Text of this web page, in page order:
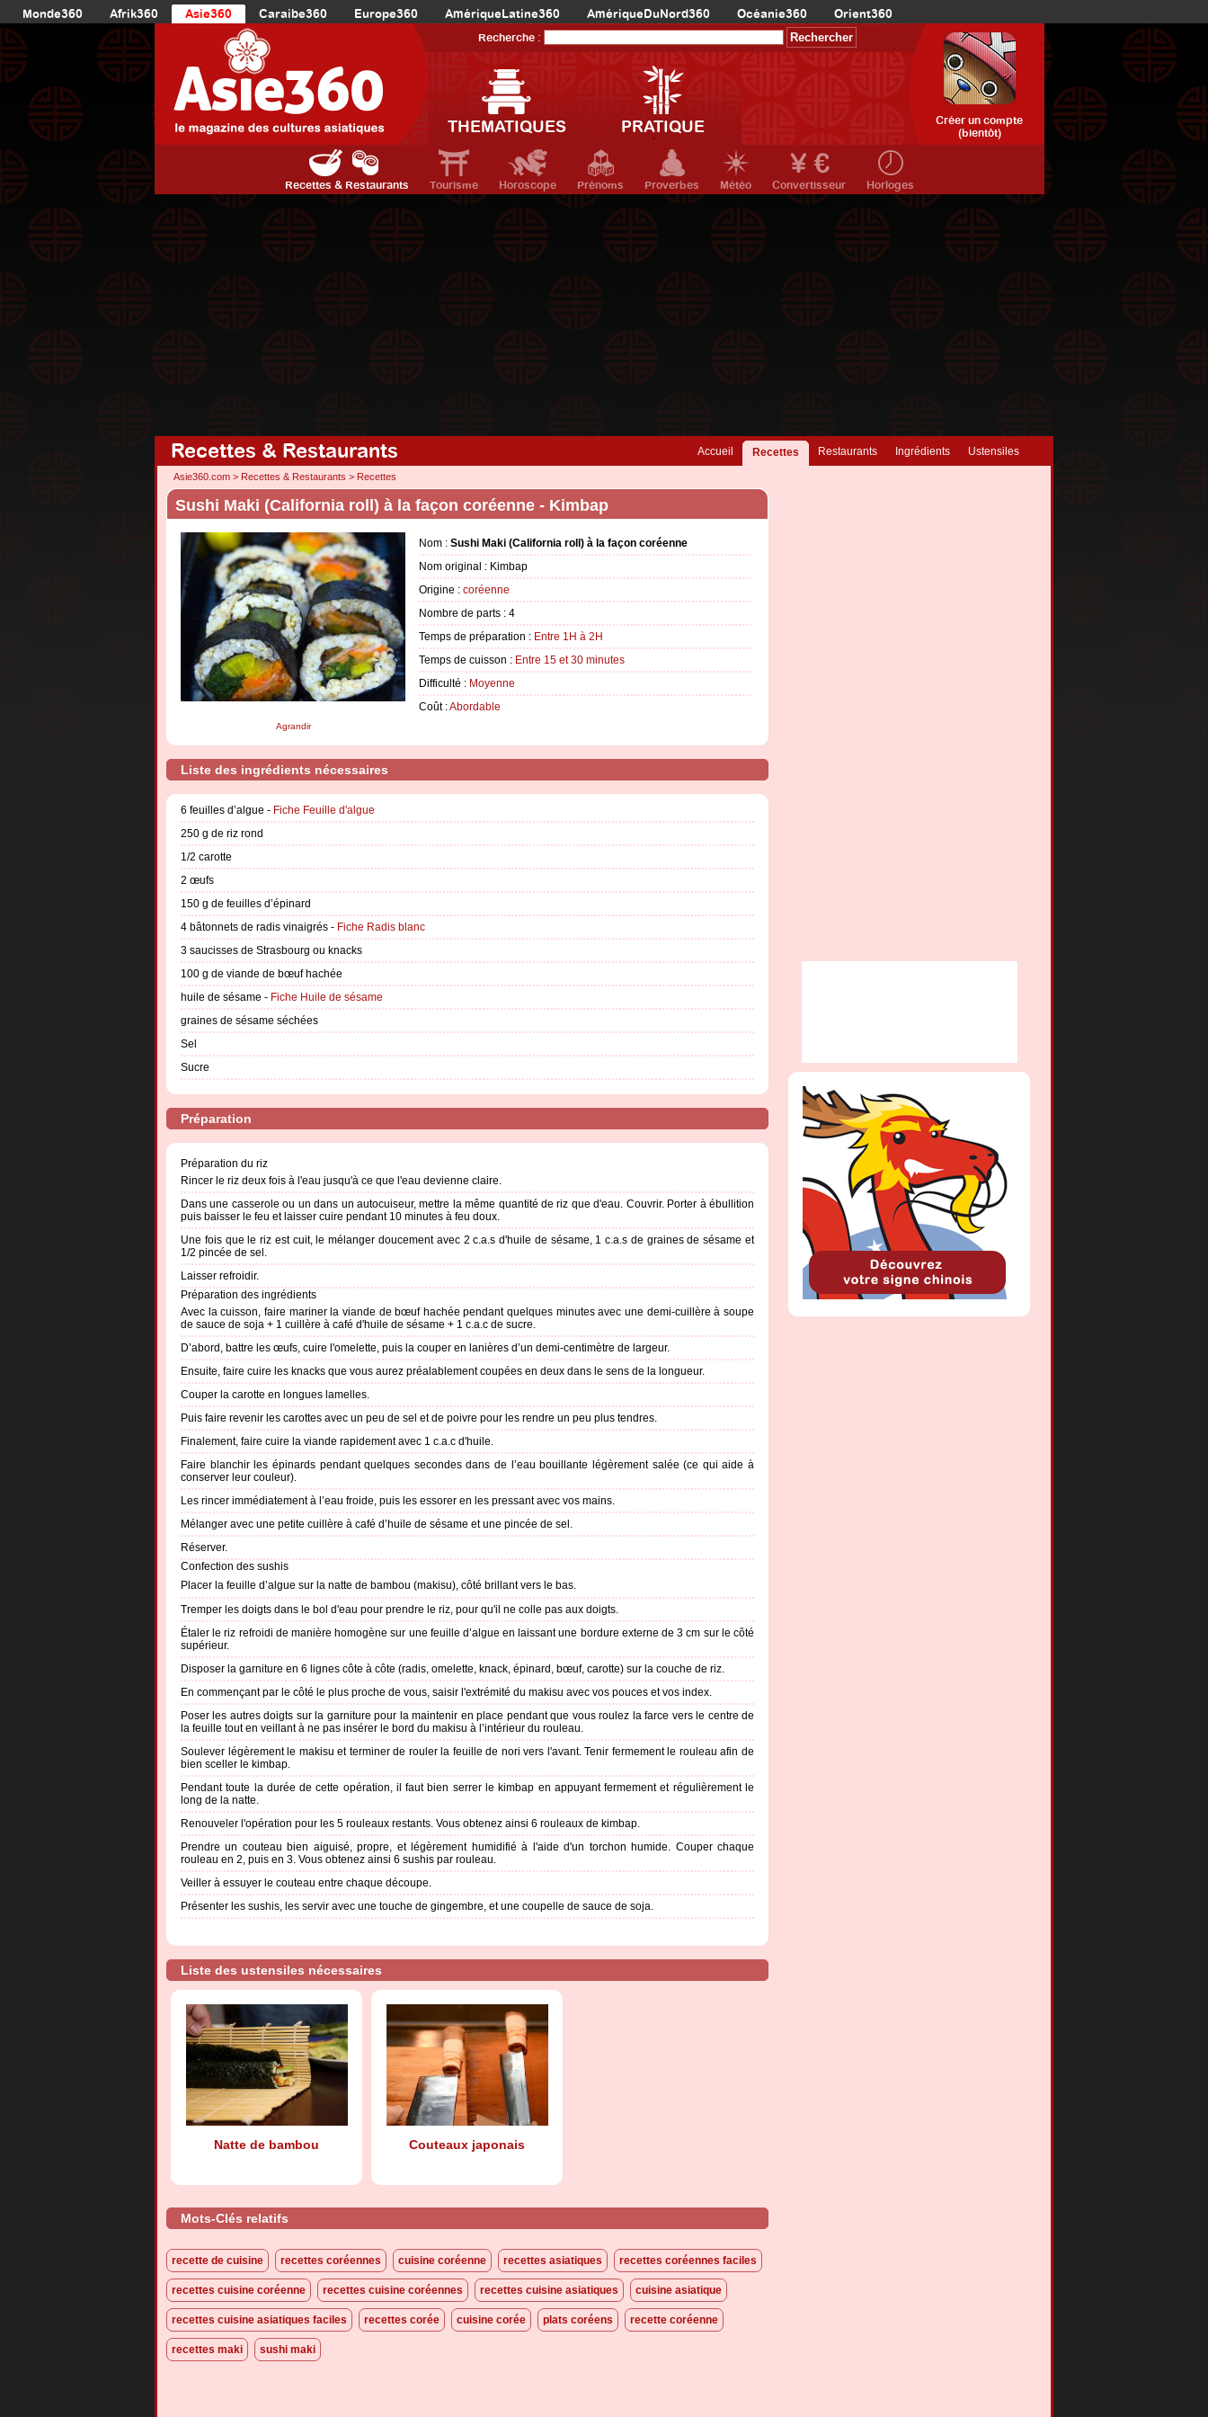
Monde360 Afrik360 Asie360 Caraibe360 Europe360 AmériqueLatine360 AmériqueDuNord360 Océanie360 Orient360
Recherche :
THEMATIQUES PRATIQUE
Créer un compte
(bientôt)
Recettes & Restaurants Tourisme Horoscope Prénoms Proverbes Météo Convertisseur Horloges
Recettes & Restaurants Ustensiles
Ingrédients
Restaurants
Recettes
Accueil
Asie360.com > Recettes & Restaurants > Recettes
Sushi Maki (California roll) à la façon coréenne - Kimbap
Agrandir
Nom : Sushi Maki (California roll) à la façon coréenne
Nom original : Kimbap
Origine : coréenne
Nombre de parts : 4
Temps de préparation : Entre 1H à 2H
Temps de cuisson : Entre 15 et 30 minutes
Difficulté : Moyenne
Coût :Abordable
Liste des ingrédients nécessaires
6 feuilles d’algue - Fiche Feuille d'algue
250 g de riz rond
1/2 carotte
2 œufs
150 g de feuilles d’épinard
4 bâtonnets de radis vinaigrés - Fiche Radis blanc
3 saucisses de Strasbourg ou knacks
100 g de viande de bœuf hachée
huile de sésame - Fiche Huile de sésame
graines de sésame séchées
Sel
Sucre
Préparation
Préparation du riz
Rincer le riz deux fois à l'eau jusqu'à ce que l'eau devienne claire.
Dans une casserole ou un dans un autocuiseur, mettre la même quantité de riz que d'eau. Couvrir. Porter à ébullition
puis baisser le feu et laisser cuire pendant 10 minutes à feu doux.
Une fois que le riz est cuit, le mélanger doucement avec 2 c.a.s d'huile de sésame, 1 c.a.s de graines de sésame et
1/2 pincée de sel.
Laisser refroidir.
Préparation des ingrédients
Avec la cuisson, faire mariner la viande de bœuf hachée pendant quelques minutes avec une demi-cuillère à soupe
de sauce de soja + 1 cuillère à café d'huile de sésame + 1 c.a.c de sucre.
D’abord, battre les œufs, cuire l'omelette, puis la couper en lanières d’un demi-centimètre de largeur.
Ensuite, faire cuire les knacks que vous aurez préalablement coupées en deux dans le sens de la longueur.
Couper la carotte en longues lamelles.
Puis faire revenir les carottes avec un peu de sel et de poivre pour les rendre un peu plus tendres.
Finalement, faire cuire la viande rapidement avec 1 c.a.c d'huile.
Faire blanchir les épinards pendant quelques secondes dans de l’eau bouillante légèrement salée (ce qui aide à
conserver leur couleur).
Les rincer immédiatement à l’eau froide, puis les essorer en les pressant avec vos mains.
Mélanger avec une petite cuillère à café d’huile de sésame et une pincée de sel.
Réserver.
Confection des sushis
Placer la feuille d’algue sur la natte de bambou (makisu), côté brillant vers le bas.
Tremper les doigts dans le bol d'eau pour prendre le riz, pour qu'il ne colle pas aux doigts.
Étaler le riz refroidi de manière homogène sur une feuille d’algue en laissant une bordure externe de 3 cm sur le côté
supérieur.
Disposer la garniture en 6 lignes côte à côte (radis, omelette, knack, épinard, bœuf, carotte) sur la couche de riz.
En commençant par le côté le plus proche de vous, saisir l'extrémité du makisu avec vos pouces et vos index.
Poser les autres doigts sur la garniture pour la maintenir en place pendant que vous roulez la farce vers le centre de
la feuille tout en veillant à ne pas insérer le bord du makisu à l’intérieur du rouleau.
Soulever légèrement le makisu et terminer de rouler la feuille de nori vers l'avant. Tenir fermement le rouleau afin de
bien sceller le kimbap.
Pendant toute la durée de cette opération, il faut bien serrer le kimbap en appuyant fermement et régulièrement le
long de la natte.
Renouveler l'opération pour les 5 rouleaux restants. Vous obtenez ainsi 6 rouleaux de kimbap.
Prendre un couteau bien aiguisé, propre, et légèrement humidifié à l'aide d'un torchon humide. Couper chaque
rouleau en 2, puis en 3. Vous obtenez ainsi 6 sushis par rouleau.
Veiller à essuyer le couteau entre chaque découpe.
Présenter les sushis, les servir avec une touche de gingembre, et une coupelle de sauce de soja.
Liste des ustensiles nécessaires
Natte de bambou Couteaux japonais
Mots-Clés relatifs
recette de cuisine recettes coréennes cuisine coréenne recettes asiatiques recettes coréennes faciles
recettes cuisine coréenne recettes cuisine coréennes recettes cuisine asiatiques cuisine asiatique
recettes cuisine asiatiques faciles recettes corée cuisine corée plats coréens recette coréenne
recettes maki sushi maki